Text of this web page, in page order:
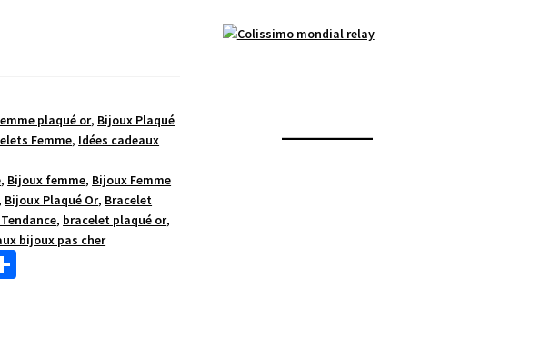
plaqué or, Bijoux Plaqué
Femme, Idées cadeaux
, Bijoux femme, Bijoux Femme
, Bijoux Plaqué Or, Bracelet
, bracelet plaqué or,
bijoux pas cher